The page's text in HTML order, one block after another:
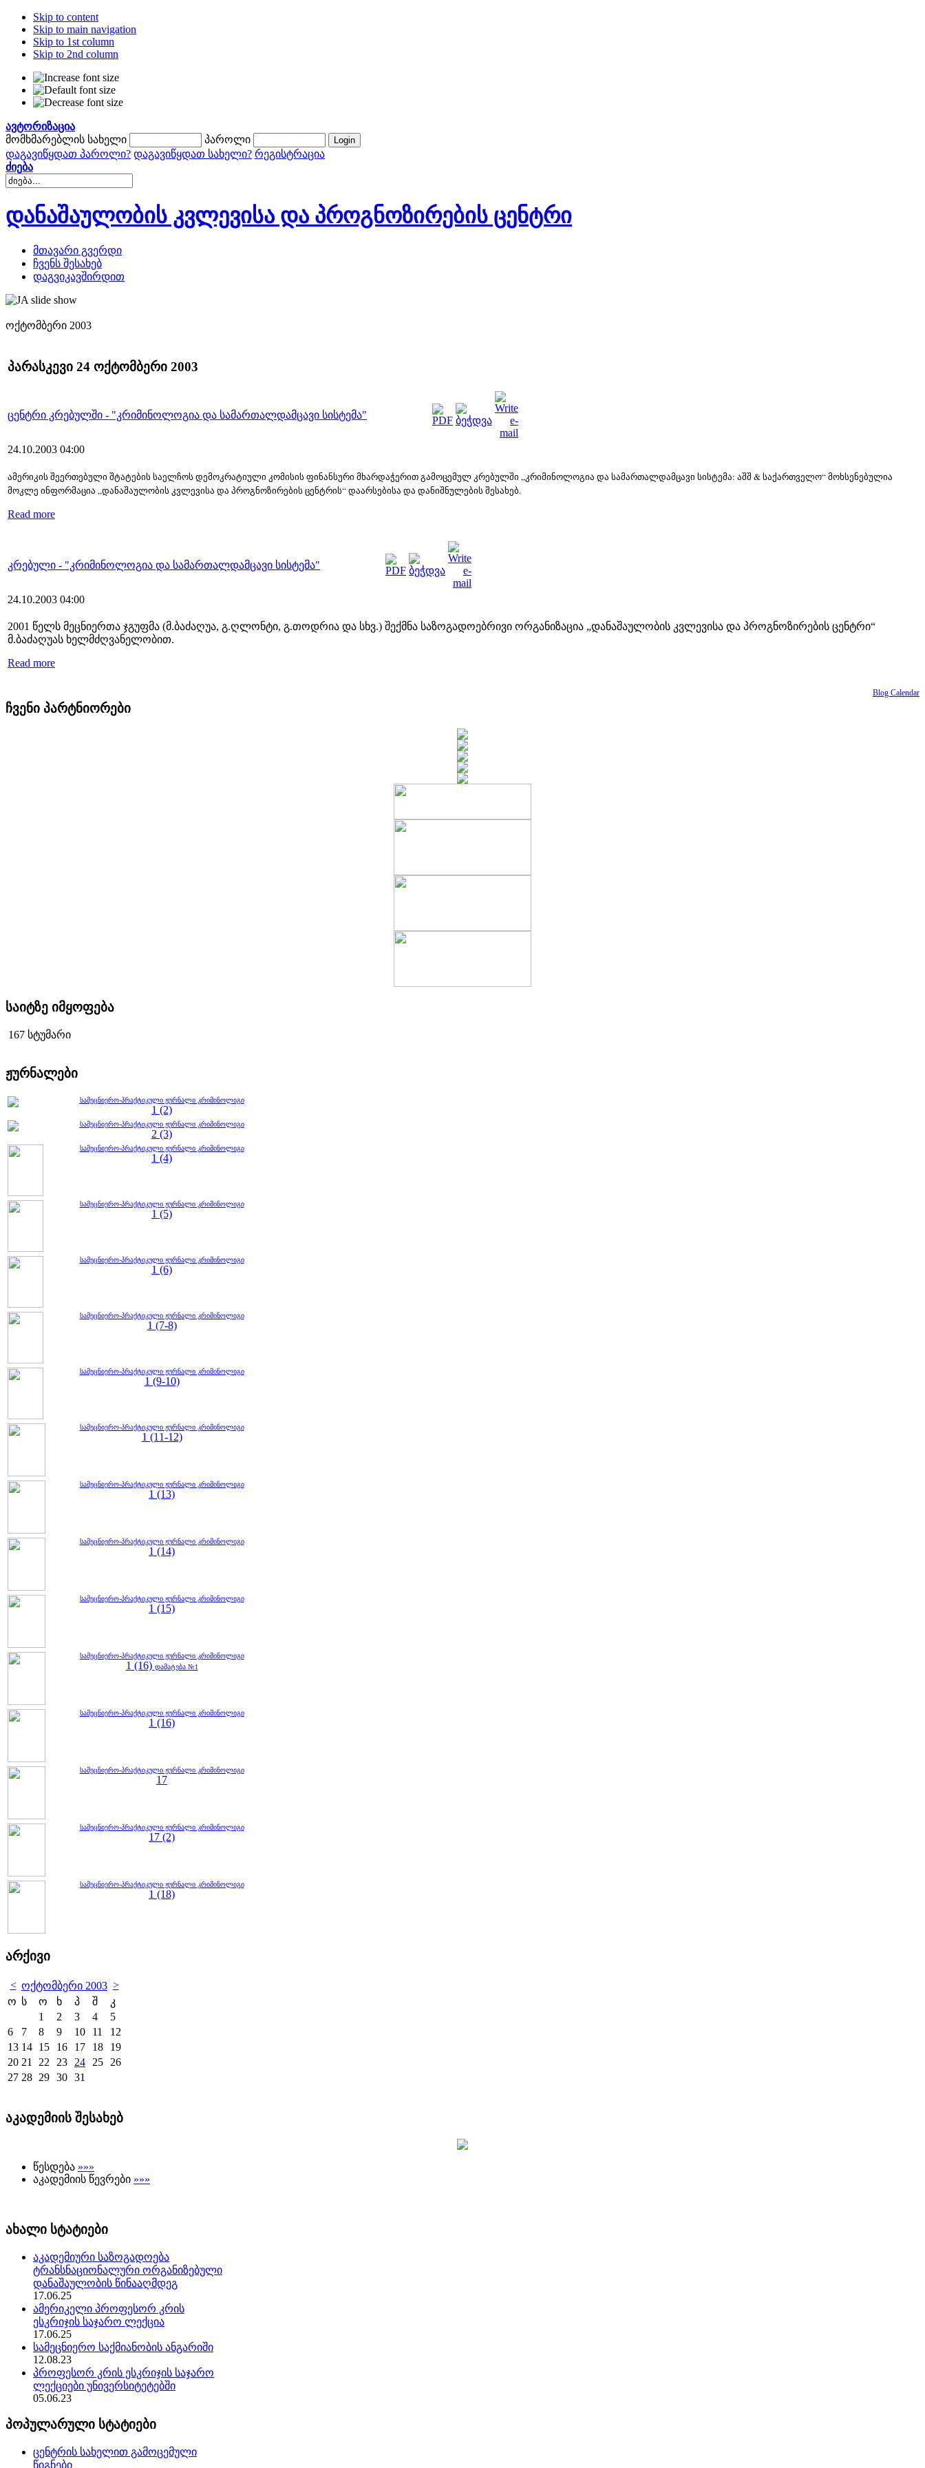
Skip to content
Skip to main navigation
Skip to 1st column
Skip to 2nd column
ავტორიზაცია
მომხმარებლის სახელი
პაროლი
დაგავიწყდათ პაროლი? დაგავიწყდათ სახელი? რეგისტრაცია
ძიება
დანაშაულობის კვლევისა და პროგნოზირების ცენტრი
მთავარი გვერდი
ჩვენს შესახებ
დაგვიკავშირდით
ოქტომბერი 2003
პარასკევი 24 ოქტომბერი 2003
ცენტრი კრებულში - "კრიმინოლოგია და სამართალდამცავი სისტემა"
24.10.2003 04:00
ამერიკის შეერთებული შტატების საელჩოს დემოკრატიული კომისის ფინანსური მხარდაჭერით გამოცემულ კრებულში „კრიმინოლოგია და სამართალდამცავი სისტემა: აშშ & საქართველო“ მოხსენებულია
მოკლე ინფორმაცია „დანაშაულობის კვლევისა და პროგნოზირების ცენტრის“ დაარსებისა და დანიშნულების შესახებ.
Read more
კრებული - "კრიმინოლოგია და სამართალდამცავი სისტემა"
24.10.2003 04:00
2001 წელს მეცნიერთა ჯგუფმა (მ.ბაძაღუა, გ.ღლონტი, გ.თოდრია და სხვ.) შექმნა საზოგადოებრივი ორგანიზაცია „დანაშაულობის კვლევისა და პროგნოზირების ცენტრი“
მ.ბაძაღუას ხელმძღვანელობით.
Read more
Blog Calendar
ჩვენი პარტნიორები
საიტზე იმყოფება
167 სტუმარი
ჟურნალები
სამეცნიერო-პრაქტიკული ჟურნალი კრიმინოლიგი
1 (2)
სამეცნიერო-პრაქტიკული ჟურნალი კრიმინოლიგი
2 (3)
სამეცნიერო-პრაქტიკული ჟურნალი კრიმინოლიგი
1 (4)
სამეცნიერო-პრაქტიკული ჟურნალი კრიმინოლიგი
1 (5)
სამეცნიერო-პრაქტიკული ჟურნალი კრიმინოლიგი
1 (6)
სამეცნიერო-პრაქტიკული ჟურნალი კრიმინოლიგი
1 (7-8)
სამეცნიერო-პრაქტიკული ჟურნალი კრიმინოლიგი
1 (9-10)
სამეცნიერო-პრაქტიკული ჟურნალი კრიმინოლიგი
1 (11-12)
სამეცნიერო-პრაქტიკული ჟურნალი კრიმინოლიგი
1 (13)
სამეცნიერო-პრაქტიკული ჟურნალი კრიმინოლიგი
1 (14)
სამეცნიერო-პრაქტიკული ჟურნალი კრიმინოლიგი
1 (15)
სამეცნიერო-პრაქტიკული ჟურნალი კრიმინოლიგი
1 (16) დამატება №1
სამეცნიერო-პრაქტიკული ჟურნალი კრიმინოლიგი
1 (16)
სამეცნიერო-პრაქტიკული ჟურნალი კრიმინოლიგი
17
სამეცნიერო-პრაქტიკული ჟურნალი კრიმინოლიგი
17 (2)
სამეცნიერო-პრაქტიკული ჟურნალი კრიმინოლიგი
1 (18)
არქივი
< ოქტომბერი 2003 >
ო ს ო ხ პ შ
კ
1
2 3 4
5
6
7 8 9 10 11
12
13 14 15 16 17 18
19
20 21 22 23 24 25
26
27 28 29 30 31
აკადემიის შესახებ
წესდება »»»
აკადემიის წევრები »»»
ახალი სტატიები
აკადემიური საზოგადოება
ტრანსნაციონალური ორგანიზებული
დანაშაულობის წინააღმდეგ
17.06.25
ამერიკელი პროფესორ კრის
ესკრიჯის საჯარო ლექცია
17.06.25
სამეცნიერო საქმიანობის ანგარიში
12.08.23
პროფესორ კრის ესკრიჯის საჯარო
ლექციები უნივერსიტეტებში
05.06.23
პოპულარული სტატიები
ცენტრის სახელით გამოცემული
წიგნები